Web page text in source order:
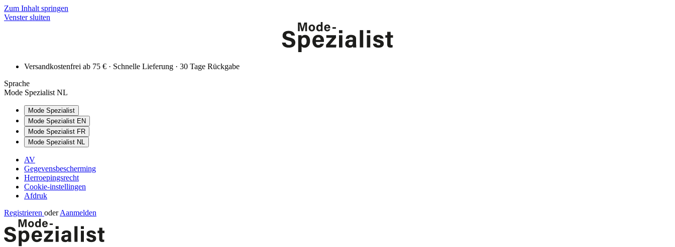
Zum Inhalt springen
Venster sluiten
Versandkostenfrei ab 75 € · Schnelle Lieferung · 30 Tage Rückgabe
Sprache
Mode Spezialist NL
Mode Spezialist
Mode Spezialist EN
Mode Spezialist FR
Mode Spezialist NL
AV
Gegevensbescherming
Herroepingsrecht
Cookie-instellingen
Afdruk
Registrieren oder Aanmelden